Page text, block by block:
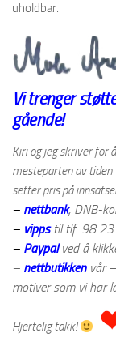
uholdbar.
Vi trenger
gående!
Kiri og jeg skriver for
mesteparten av tiden
setter pris på
– nettbank, DNB-
– vippstil tlf. 98 23
– Paypalved å
– nettbutikken vår
motiver som vi har
Hjertelig takk!